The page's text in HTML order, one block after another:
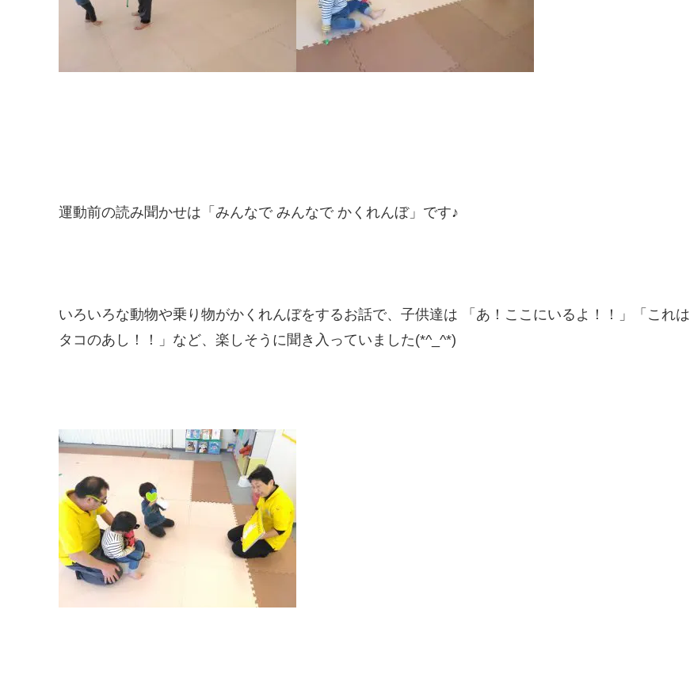
運動前の読み聞かせは「みんなで みんなで かくれんぼ」です♪
いろいろな動物や乗り物がかくれんぼをするお話で、子供達は 「あ！ここにいるよ！！」「これは
タコのあし！！」など、楽しそうに聞き入っていました(*^_^*)